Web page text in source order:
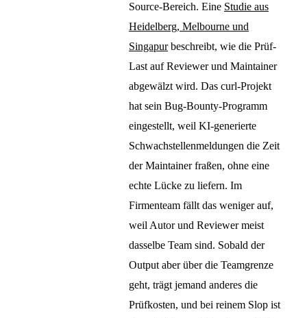
Source-Bereich. Eine Studie aus
Heidelberg, Melbourne und
Singapurbeschreibt, wie die Prüf-
Last auf Reviewer und Maintainer
abgewälzt wird. Das curl-Projekt
hat sein Bug-Bounty-Programm
eingestellt, weil KI-generierte
Schwachstellenmeldungen die Zeit
der Maintainer fraßen, ohne eine
echte Lücke zu liefern. Im
Firmenteam fällt das weniger auf,
weil Autor und Reviewer meist
dasselbe Team sind. Sobald der
Output aber über die Teamgrenze
geht, trägt jemand anderes die
Prüfkosten, und bei reinem Slop ist